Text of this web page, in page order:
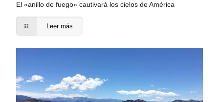
El «anillo de fuego» cautivará los cielos de América
Leer más